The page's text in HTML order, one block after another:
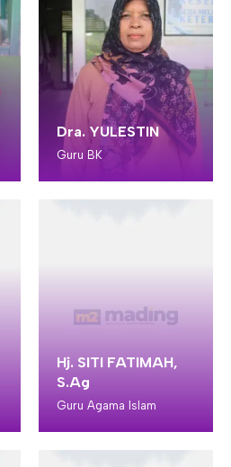
Dra. YULESTIN
Guru BK
Hj. SITI FATIMAH,
S.Ag
Guru Agama Islam